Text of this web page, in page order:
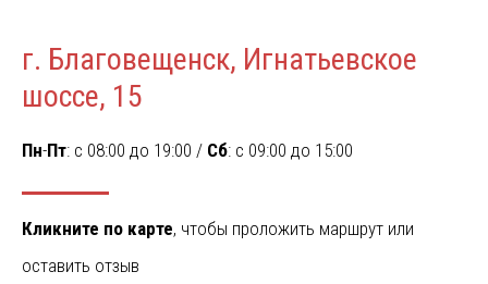
г. Благовещенск, Игнатьевское
шоссе, 15
Пн-Пт: c 08:00 до 19:00 / Сб: c 09:00 до 15:00
Кликните по карте, чтобы проложить маршрут или
оставить отзыв